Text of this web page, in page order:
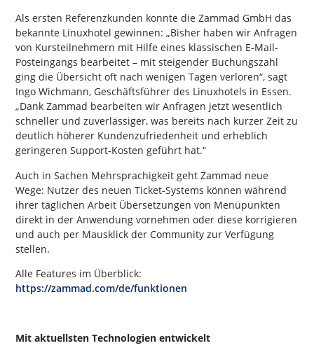
Als ersten Referenzkunden konnte die Zammad GmbH das
bekannte Linuxhotel gewinnen: „Bisher haben wir Anfragen
von Kursteilnehmern mit Hilfe eines klassischen E-Mail-
Posteingangs bearbeitet – mit steigender Buchungszahl
ging die Übersicht oft nach wenigen Tagen verloren“, sagt
Ingo Wichmann, Geschäftsführer des Linuxhotels in Essen.
„Dank Zammad bearbeiten wir Anfragen jetzt wesentlich
schneller und zuverlässiger, was bereits nach kurzer Zeit zu
deutlich höherer Kundenzufriedenheit und erheblich
geringeren Support-Kosten geführt hat.“
Auch in Sachen Mehrsprachigkeit geht Zammad neue
Wege: Nutzer des neuen Ticket-Systems können während
ihrer täglichen Arbeit Übersetzungen von Menüpunkten
direkt in der Anwendung vornehmen oder diese korrigieren
und auch per Mausklick der Community zur Verfügung
stellen.
Alle Features im Überblick:
https://zammad.com/de/funktionen
Mit aktuellsten Technologien entwickelt